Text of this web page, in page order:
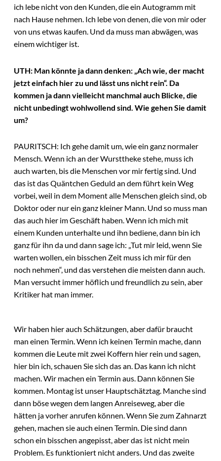
ich lebe nicht von den Kunden, die ein Autogramm mit
nach Hause nehmen. Ich lebe von denen, die von mir oder
von uns etwas kaufen. Und da muss man abwägen, was
einem wichtiger ist.
UTH: Man könnte ja dann denken: „Ach wie, der macht
jetzt einfach hier zu und lässt uns nicht rein“. Da
kommen ja dann vielleicht manchmal auch Blicke, die
nicht unbedingt wohlwollend sind. Wie gehen Sie damit
um?
PAURITSCH: Ich gehe damit um, wie ein ganz normaler
Mensch. Wenn ich an der Wursttheke stehe, muss ich
auch warten, bis die Menschen vor mir fertig sind. Und
das ist das Quäntchen Geduld an dem führt kein Weg
vorbei, weil in dem Moment alle Menschen gleich sind, ob
Doktor oder nur ein ganz kleiner Mann. Und so muss man
das auch hier im Geschäft haben. Wenn ich mich mit
einem Kunden unterhalte und ihn bediene, dann bin ich
ganz für ihn da und dann sage ich: „Tut mir leid, wenn Sie
warten wollen, ein bisschen Zeit muss ich mir für den
noch nehmen“, und das verstehen die meisten dann auch.
Man versucht immer höflich und freundlich zu sein, aber
Kritiker hat man immer.
Wir haben hier auch Schätzungen, aber dafür braucht
man einen Termin. Wenn ich keinen Termin mache, dann
kommen die Leute mit zwei Koffern hier rein und sagen,
hier bin ich, schauen Sie sich das an. Das kann ich nicht
machen. Wir machen ein Termin aus. Dann können Sie
kommen. Montag ist unser Hauptschätztag. Manche sind
dann böse wegen dem langen Anreiseweg, aber die
hätten ja vorher anrufen können. Wenn Sie zum Zahnarzt
gehen, machen sie auch einen Termin. Die sind dann
schon ein bisschen angepisst, aber das ist nicht mein
Problem. Es funktioniert nicht anders. Und das zweite